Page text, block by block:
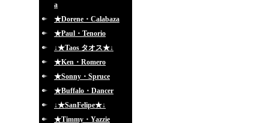
a
★Dorene・Calabaza
★Paul・Tenorio
↓★Taos タオス★↓
★Ken・Romero
★Sonny・Spruce
★Buffalo・Dancer
↓★SanFelipe★↓
★Timmy・Yazzie